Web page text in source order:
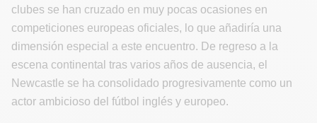
clubes se han cruzado en muy pocas ocasiones en
competiciones europeas oficiales, lo que añadiría una
dimensión especial a este encuentro. De regreso a la
escena continental tras varios años de ausencia, el
Newcastle se ha consolidado progresivamente como un
actor ambicioso del fútbol inglés y europeo.